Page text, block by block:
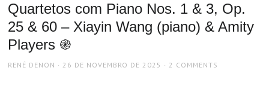
Quartetos com Piano Nos. 1 & 3, Op.
25 & 60 – Xiayin Wang (piano) & Amity
Players ֎
AUTHOR
RENÉ DENON
POSTED
26 DE NOVEMBRO DE 2025 2 COMMENTS